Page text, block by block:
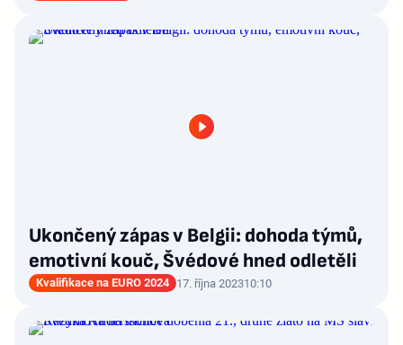
Ukončený zápas v Belgii: dohoda týmů,
emotivní kouč, Švédové hned odletěli
Kvalifikace na EURO 2024 17. října 202310:10